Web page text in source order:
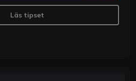
Läs tipset